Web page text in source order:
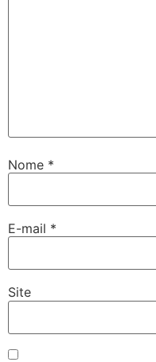
Nome *
E-mail *
Site